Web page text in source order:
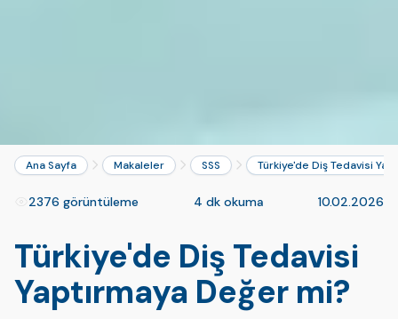
Ana Sayfa Makaleler SSS Türkiye'de Diş Tedavisi
2376 görüntüleme 4 dk okuma 10.02.2026
Türkiye'de Diş Tedavisi
Yaptırmaya Değer mi?